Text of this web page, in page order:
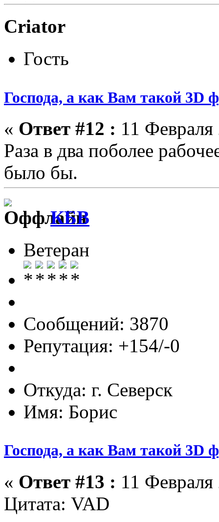
Criator
Гость
Господа, а как Вам такой 3D
« Ответ #12 : 11
Раза в два поболее
было бы.
КБВ
Ветеран
Сообщений: 3870
Репутация: +154/-0
Откуда: г. Северск
Имя: Борис
Господа, а как Вам такой 3D
« Ответ #13 : 11
Цитата: VAD